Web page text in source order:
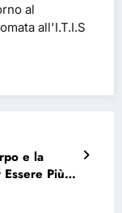
al
all'I.T.I.S
e la
Più